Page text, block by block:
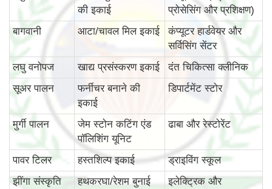
की इकाई
प्रोसेसिंग और प्रशिक्षण)
बागवानी
आटा/चावल मिल इकाई
कंप्यूटर हार्डवेयर और
सर्विसिंग सेंटर
लघु वनोपज
खाद्य प्रसंस्करण इकाई
दंत चिकित्सा क्लीनिक
सूअर पालन
फर्नीचर बनाने की
इकाई
डिपार्टमेंट स्टोर
मुर्गी पालन
जेम स्टोन कटिंग एंड
पॉलिशिंग यूनिट
ढाबा और रेस्टोरेंट
पावर टिलर हस्तशिल्प इकाई
ड्राइविंग स्कूल
झींगा संस्कृति
हथकरघा/रेशम बुनाई
इलेक्ट्रिक और